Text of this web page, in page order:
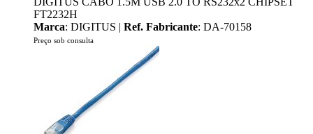
FT2232H
Marca: DIGITUS | Ref. Fabricante: DA-70158
Preço sob consulta